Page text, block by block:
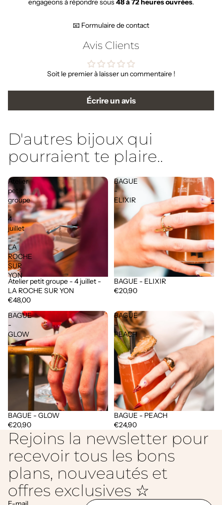
📧 Formulaire de contact
Avis Clients
Soit le premier à laisser un commentaire !
Écrire un avis
D'autres bijoux qui
pourraient te plaire..
Atelier
petit
groupe
-
4
juillet
-
LA
ROCHE
SUR
YON
Atelier petit groupe - 4 juillet -
LA ROCHE SUR YON
€48,00
BAGUE
-
ELIXIR
Épuisé
BAGUE - ELIXIR
€20,90
BAGUE
-
GLOW
BAGUE - GLOW
€20,90
BAGUE
-
PEACH
BAGUE - PEACH
€24,90
Rejoins la newsletter pour
recevoir tous les bons
plans, nouveautés et
offres exclusives ☆